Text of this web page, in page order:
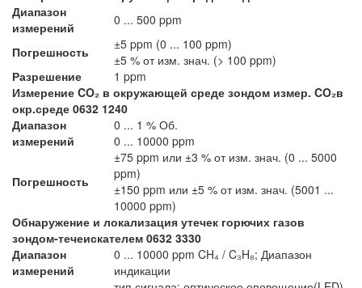
Диапазон
измерений
0 ... 500 ppm
Погрешность
±5 ppm (0 ... 100 ppm)
±5 % от изм. знач. (> 100 ppm)
Разрешение
1 ppm
Измерение CO₂ в окружающей среде зондом измер. CO₂в
окр.среде 0632 1240
Диапазон
измерений
0 ... 1 % Об.
0 ... 10000 ppm
Погрешность
±75 ppm или ±3 % от изм. знач. (0 ... 5000
ppm)
±150 ppm или ±5 % от изм. знач. (5001 ...
10000 ppm)
Обнаружение и локализация утечек горючих газов
зондом-течеискателем 0632 3330
Диапазон
измерений
0 ... 10000 ppm CH₄ / C₃H₈; Диапазон
индикации